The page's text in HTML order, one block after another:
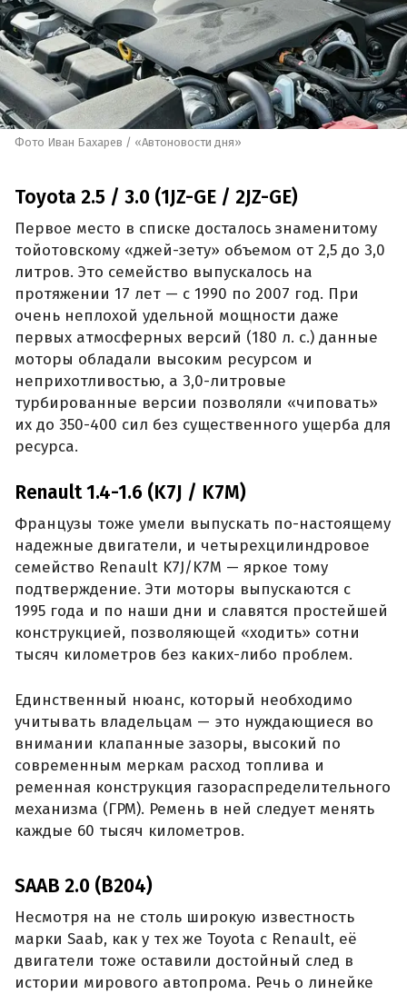
Фото Иван Бахарев / «Автоновости дня»
Toyota 2.5 / 3.0 (1JZ-GE / 2JZ-GE)
Первое место в списке досталось знаменитому
тойотовскому «джей-зету» объемом от 2,5 до 3,0
литров. Это семейство выпускалось на
протяжении 17 лет — с 1990 по 2007 год. При
очень неплохой удельной мощности даже
первых атмосферных версий (180 л. с.) данные
моторы обладали высоким ресурсом и
неприхотливостью, а 3,0-литровые
турбированные версии позволяли «чиповать»
их до 350-400 сил без существенного ущерба для
ресурса.
Renault 1.4-1.6 (K7J / K7M)
Французы тоже умели выпускать по-настоящему
надежные двигатели, и четырехцилиндровое
семейство Renault K7J/K7M — яркое тому
подтверждение. Эти моторы выпускаются с
1995 года и по наши дни и славятся простейшей
конструкцией, позволяющей «ходить» сотни
тысяч километров без каких-либо проблем.
Единственный нюанс, который необходимо
учитывать владельцам — это нуждающиеся во
внимании клапанные зазоры, высокий по
современным меркам расход топлива и
ременная конструкция газораспределительного
механизма (ГРМ). Ремень в ней следует менять
каждые 60 тысяч километров.
SAAB 2.0 (B204)
Несмотря на не столь широкую известность
марки Saab, как у тех же Toyota с Renault, её
двигатели тоже оставили достойный след в
истории мирового автопрома. Речь о линейке